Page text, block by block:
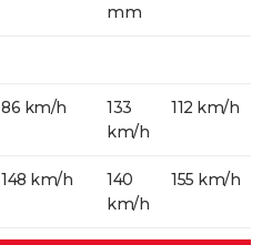
mm
86 km/h
133
km/h
112 km/h
148 km/h
140
km/h
155 km/h